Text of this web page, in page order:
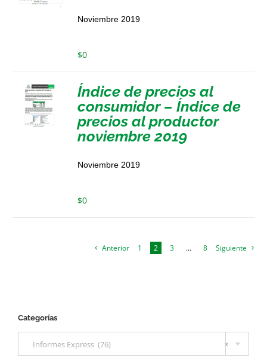
Noviembre 2019
$0
Índice de precios al
consumidor – Índice de
precios al productor
noviembre 2019
Noviembre 2019
$0
Anterior 1 2 3 … 8 Siguiente
Categorías
×
Informes Express (76)